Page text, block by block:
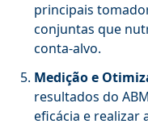
principais
conjuntas que
conta-alvo.
Medição e
resultados do
eficácia e realizar